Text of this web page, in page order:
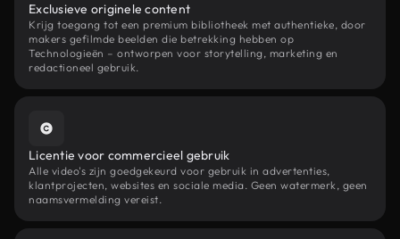
Exclusieve originele content
Krijg toegang tot een premium bibliotheek met authentieke, door
makers gefilmde beelden die betrekking hebben op
Technologieën – ontworpen voor storytelling, marketing en
redactioneel gebruik.
Licentie voor commercieel gebruik
Alle video's zijn goedgekeurd voor gebruik in advertenties,
klantprojecten, websites en sociale media. Geen watermerk, geen
naamsvermelding vereist.